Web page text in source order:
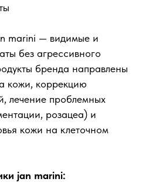
marini — видимые и
без агрессивного
бренда направлены
кожи, коррекцию
лечение проблемных
розацеа) и
кожи на клеточном
jan marini: